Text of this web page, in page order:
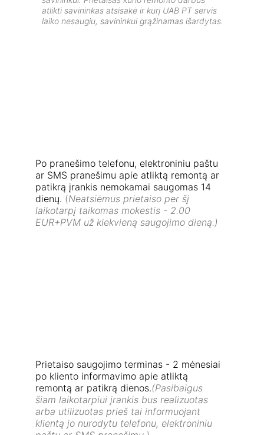
atlikti savininkas atsisakė ir kurį UAB PT servis
laiko nesaugiu, savininkui grąžinamas išardytas.
Po pranešimo telefonu, elektroniniu paštu
ar SMS pranešimu apie atliktą remontą ar
patikrą įrankis nemokamai saugomas 14
dienų. (Neatsiėmus prietaiso per šį
laikotarpį taikomas mokestis - 2.00
EUR+PVM už kiekvieną saugojimo dieną.)
Prietaiso saugojimo terminas - 2 mėnesiai
po kliento informavimo apie atliktą
remontą ar patikrą dienos.(Pasibaigus
šiam laikotarpiui įrankis bus realizuotas
arba utilizuotas prieš tai informuojant
klientą jo nurodytu telefonu, elektroniniu